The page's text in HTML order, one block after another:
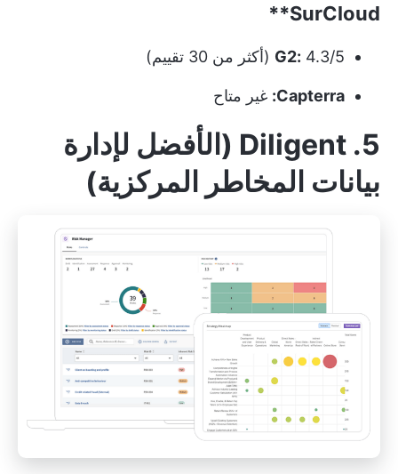
SurCloud**
G2: 4.3/5 (أكثر من 30 تقييم)
Capterra: غير متاح
5. Diligent (الأفضل لإدارة
بيانات المخاطر المركزية)